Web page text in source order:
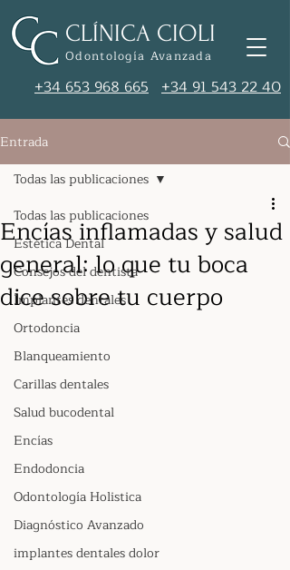
CLÍNICA CIOLI
Odontología Avanzada
+34 653 968 665 +34 91 543 22 40
Entrada
Todas las publicaciones
Estética Dental
Consejos del dentista
Implantes dentales
Ortodoncia
Blanqueamiento
Carillas dentales
Salud bucodental
Encías
Endodoncia
Odontología Holistica
Diagnóstico Avanzado
implantes dentales dolor
Todas las publicaciones
Encías inflamadas y salud
general: lo que tu boca
dice sobre tu cuerpo